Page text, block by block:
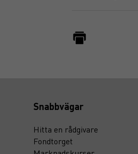
Snabbvägar
Hitta en rådgivare
Fondtorget